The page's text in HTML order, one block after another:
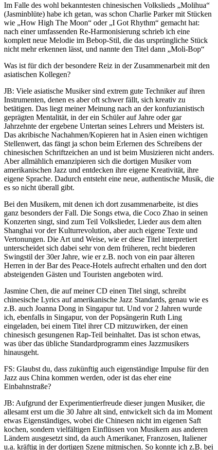
Im Falle des wohl bekanntesten chinesischen Volkslieds „Molihua“
(Jasminblüte) habe ich getan, was schon Charlie Parker mit Stücken
wie „How High The Moon“ oder „I Got Rhythm“ gemacht hat:
nach einer umfassenden Re-Harmonisierung schrieb ich eine
komplett neue Melodie im Bebop-Stil, die das ursprüngliche Stück
nicht mehr erkennen lässt, und nannte den Titel dann „Moli-Bop“
Was ist für dich der besondere Reiz in der Zusammenarbeit mit den
asiatischen Kollegen?
JB: Viele asiatische Musiker sind extrem gute Techniker auf ihren
Instrumenten, denen es aber oft schwer fällt, sich kreativ zu
betätigen. Das liegt meiner Meinung nach an der konfuzianistisch
geprägten Mentalität, in der ein Schüler auf Jahre oder gar
Jahrzehnte der ergebene Untertan seines Lehrers und Meisters ist.
Das akribische Nachahmen/Kopieren hat in Asien einen wichtigen
Stellenwert, das fängt ja schon beim Erlernen des Schreibens der
chinesischen Schriftzeichen an und ist beim Musizieren nicht anders.
Aber allmählich emanzipieren sich die dortigen Musiker vom
amerikanischen Jazz und entdecken ihre eigene Kreativität, ihre
eigene Sprache. Dadurch entsteht eine neue, authentische Musik, die
es so nicht überall gibt.
Bei den Musikern, mit denen ich dort zusammenarbeite, ist dies
ganz besonders der Fall. Die Songs etwa, die Coco Zhao in seinen
Konzerten singt, sind zum Teil Volkslieder, Lieder aus dem alten
Shanghai vor der Kulturrevolution, aber auch eigene Texte und
Vertonungen. Die Art und Weise, wie er diese Titel interpretiert
unterscheidet sich dabei sehr von dem früheren, recht biederen
Swingstil der 30er Jahre, wie er z.B. noch von ein paar älteren
Herren in der Bar des Peace-Hotels aufrecht erhalten und den dort
absteigenden Gästen und Touristen angeboten wird.
Jasmine Chen, die auf meiner CD einen Titel singt, schreibt
chinesische Lyrics auf amerikanische Jazz Standards, genau wie es
z.B. auch Joanna Dong in Singapur tut. Und vor 2 Jahren wurde
ich, ebenfalls in Singapur, von der Popsängerin Ruth Ling
eingeladen, bei einem Titel ihrer CD mitzuwirken, der einen
chinesisch gesungenen Rap-Teil beinhaltet. Das ist schon etwas,
was über das übliche Standardprogramm eines Jazzmusikers
hinausgeht.
FS: Glaubst du, dass zukünftig auch eigenständige Impulse für den
Jazz aus China kommen werden, oder ist das eher eine
Einbahnstraße?
JB: Aufgrund der Experimentierfreude dieser jungen Musiker, die
allesamt erst um die 30 Jahre alt sind, entwickelt sich da im Moment
etwas Eigenständiges, wobei die Chinesen nicht im eigenen Saft
kochen, sondern vielfältigen Einflüssen von Musikern aus anderen
Ländern ausgesetzt sind, da auch Amerikaner, Franzosen, Italiener
u.a. kräftig in der dortigen Szene mitmischen. So konnte ich z.B. bei